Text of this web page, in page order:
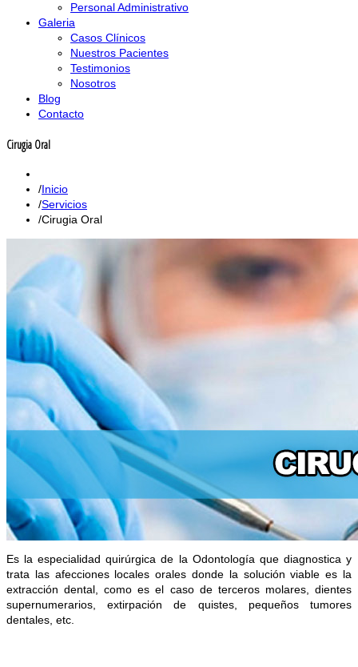
Personal Administrativo
Galeria
Casos Clínicos
Nuestros Pacientes
Testimonios
Nosotros
Blog
Contacto
Cirugia Oral
Inicio
Servicios
Cirugia Oral
Es la especialidad quirúrgica de la Odontología que diagnostica y
trata las afecciones locales orales donde la solución viable es la
extracción dental, como es el caso de terceros molares, dientes
supernumerarios, extirpación de quistes, pequeños tumores
dentales, etc.